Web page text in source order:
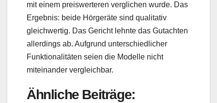
mit einem preiswerteren verglichen wurde. Das
Ergebnis: beide Hörgeräte sind qualitativ
gleichwertig. Das Gericht lehnte das Gutachten
allerdings ab. Aufgrund unterschiedlicher
Funktionalitäten seien die Modelle nicht
miteinander vergleichbar.
Ähnliche Beiträge: